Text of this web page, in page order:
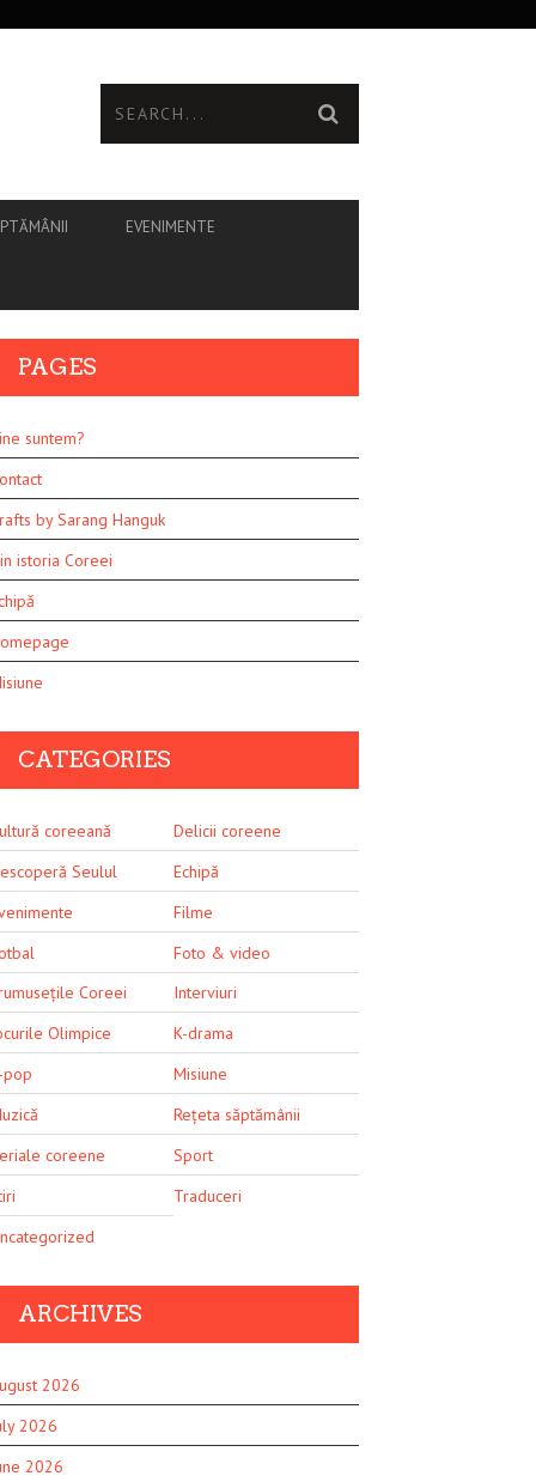
EVENIMENTE
PAGES
suntem?
by Sarang Hanguk
istoria Coreei
CATEGORIES
coreeană
Delicii coreene
Seulul
Echipă
Filme
Foto & video
Coreei
Interviuri
Olimpice
K-drama
pop
Misiune
Rețeta săptămânii
coreene
Sport
Traduceri
ARCHIVES
2026
2026
2026